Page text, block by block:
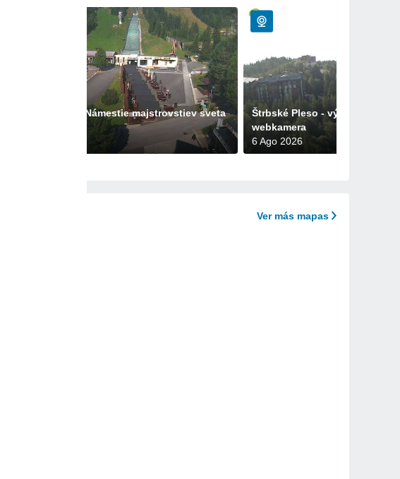
Štrbské Pleso - Námestie majstrovstiev sveta
Štrbské Pleso - výhľad na
webkamera
6 Ago 2026
Ver más mapas